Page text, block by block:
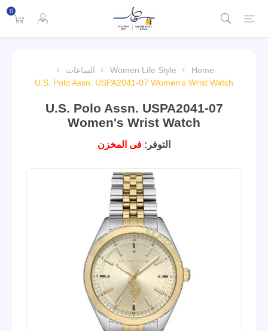
0
Home
Women Life Style
الساعات
U.S. Polo Assn. USPA2041-07 Women's Wrist Watch
U.S. Polo Assn. USPA2041-07
Women's Wrist Watch
التوفر: فى المخزن